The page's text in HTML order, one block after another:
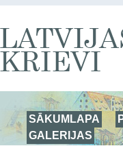
SĀKUMLAPA
GALERIJAS